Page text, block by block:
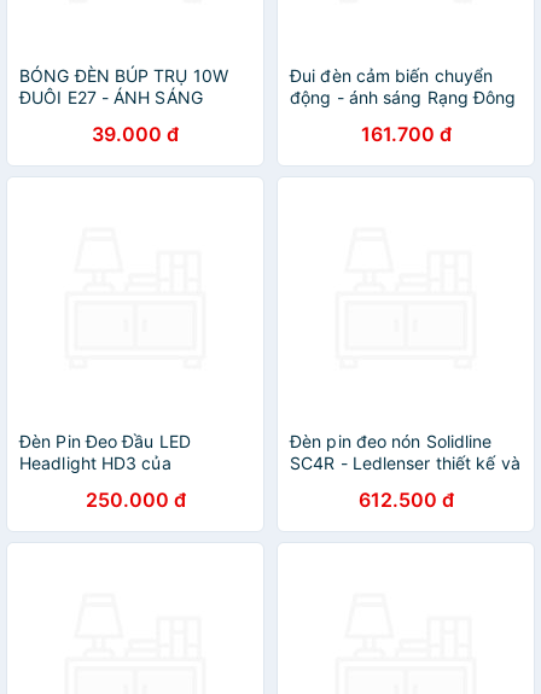
BÓNG ĐÈN BÚP TRỤ 10W
ĐUÔI E27 - ÁNH SÁNG
39.000 đ
Đui đèn cảm biến chuyển
động - ánh sáng Rạng Đông
161.700 đ
Đèn Pin Đeo Đầu LED
Headlight HD3 của
250.000 đ
Đèn pin đeo nón Solidline
SC4R - Ledlenser thiết kế và
612.500 đ